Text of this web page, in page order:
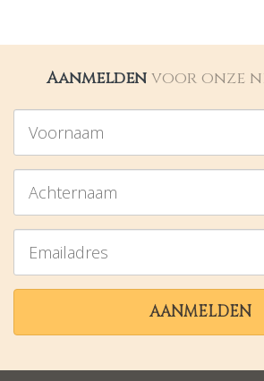
Aanmelden voor onze
Voornaam
Achternaam
Emailadres
AANMELDEN